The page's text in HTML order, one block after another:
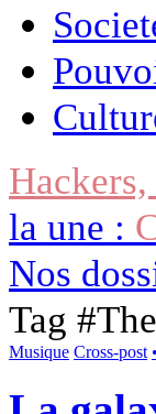
la une :
Nos
Tag #
Musique Cross-post